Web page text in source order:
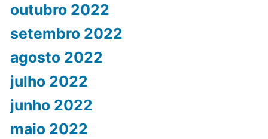
outubro 2022
setembro 2022
agosto 2022
julho 2022
junho 2022
maio 2022